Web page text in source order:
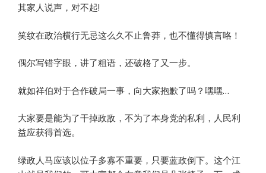
其家人说声，对不起!
笑纹在政治横行无忌这么久不止鲁莽，也不懂得慎言咯！
偶尔写错字眼，讲了粗语，还破格了又一步。
就如祥伯对于合作破局一事，向大家抱歉了吗？嘿嘿…
大家要是能为了干掉政敌，不为了本身党的私利，人民利
益应获得首选。
绿政人马应该以位子多寡不重要，只要蓝政倒下。这个江